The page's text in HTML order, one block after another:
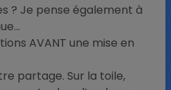
? Je pense également à
AVANT une mise en
partage. Sur la toile,